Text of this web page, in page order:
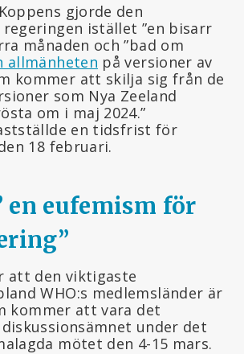
gjorde den
regeringen istället ”en bisarr
månaden och ”bad om
allmänheten på versioner av
kommer att skilja sig från de
som Nya Zeeland
om i maj 2024.”
en tidsfrist för
18 februari.
en eufemism för
”
att den viktigaste
WHO:s medlemsländer är
kommer att vara det
under det
mötet den 4-15 mars.